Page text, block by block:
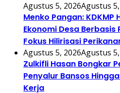
Agustus 5, 2026Agustus
Menko Pangan:
Ekonomi Desa Berbasis
Fokus Hilirisasi
Agustus 5, 2026Agustus
Zulkifli Hasan Bongkar
Penyalur Bansos
Kerja